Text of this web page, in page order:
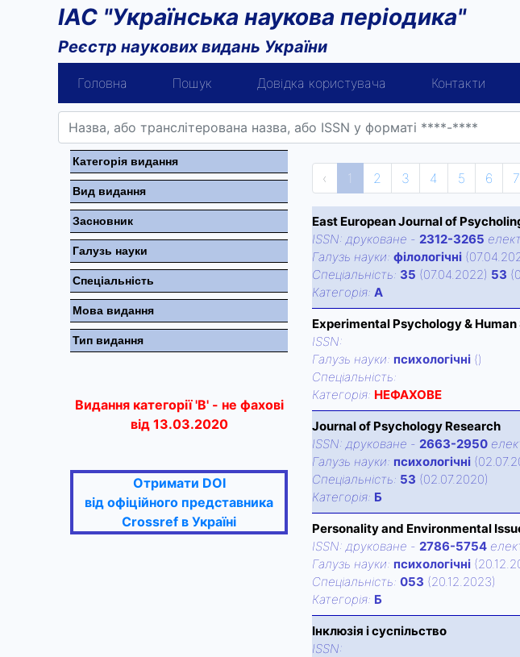
ІАС "Українська наукова періодика"
Реєстр наукових видань України
Головна Пошук Довідка користувача Контакти
Категорiя видання
Вид видання
Засновник
Галузь науки
Спецiальнiсть
Мова видання
Тип видання
Видання категорії 'В' - не фахові
від 13.03.2020
Отримати DOI
від офіційного представника
Crossref в Україні
‹ 1 2 3 4 5 6 7
East European Journal of
ISSN: друковане - 2312-3265
Галузь науки: філологічні
Спецiальнiсть: 35 (07.04.2022) 53
Категорiя: А
Experimental Psychology &
ISSN:
Галузь науки: психологічні ()
Спецiальнiсть:
Категорiя: НЕФАХОВЕ
Journal of Psychology Research
ISSN: друковане - 2663-2950
Галузь науки: психологічні
Спецiальнiсть: 53 (02.07.2020)
Категорiя: Б
Personality and Environmental
ISSN: друковане - 2786-5754
Галузь науки: психологічні
Спецiальнiсть: 053 (20.12.2023)
Категорiя: Б
Інклюзія і суспільство
ISSN: